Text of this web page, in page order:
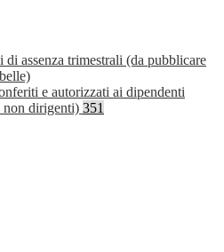
di assenza trimestrali (da pubblicare
e autorizzati ai dipendenti
non dirigenti) 351